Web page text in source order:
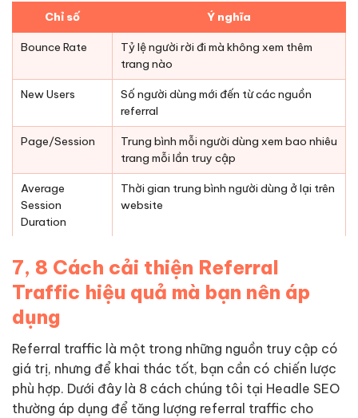
Chỉ số Ý nghĩa
Bounce Rate
Tỷ lệ người rời đi mà không xem thêm
trang nào
New Users
Số người dùng mới đến từ các nguồn
referral
Page/Session
Trung bình mỗi người dùng xem bao nhiêu
trang mỗi lần truy cập
Average
Session
Duration
Thời gian trung bình người dùng ở lại trên
website
7, 8 Cách cải thiện Referral
Traffic hiệu quả mà bạn nên áp
dụng
Referral traffic là một trong những nguồn truy cập có
giá trị, nhưng để khai thác tốt, bạn cần có chiến lược
phù hợp. Dưới đây là 8 cách chúng tôi tại Headle SEO
thường áp dụng để tăng lượng referral traffic cho